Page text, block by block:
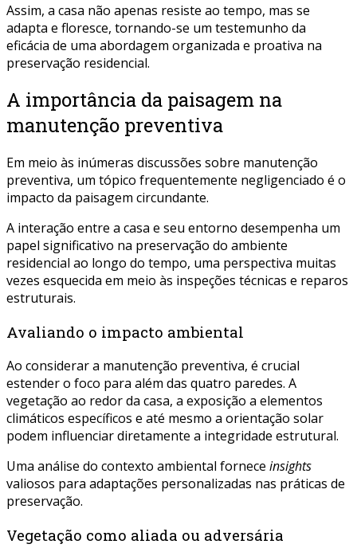
Assim, a casa não apenas resiste ao tempo, mas se
adapta e floresce, tornando-se um testemunho da
eficácia de uma abordagem organizada e proativa na
preservação residencial.
A importância da paisagem na
manutenção preventiva
Em meio às inúmeras discussões sobre manutenção
preventiva, um tópico frequentemente negligenciado é o
impacto da paisagem circundante.
A interação entre a casa e seu entorno desempenha um
papel significativo na preservação do ambiente
residencial ao longo do tempo, uma perspectiva muitas
vezes esquecida em meio às inspeções técnicas e reparos
estruturais.
Avaliando o impacto ambiental
Ao considerar a manutenção preventiva, é crucial
estender o foco para além das quatro paredes. A
vegetação ao redor da casa, a exposição a elementos
climáticos específicos e até mesmo a orientação solar
podem influenciar diretamente a integridade estrutural.
Uma análise do contexto ambiental fornece insights
valiosos para adaptações personalizadas nas práticas de
preservação.
Vegetação como aliada ou adversária